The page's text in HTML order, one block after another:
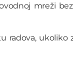
mreži
radova,